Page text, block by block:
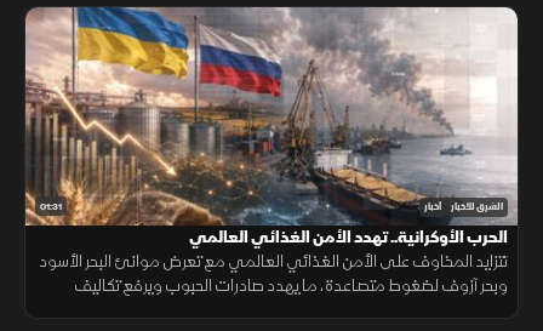
01:31 الشرق للأخبار أخبار
الحرب الأوكرانية.. تهدد الأمن الغذائي العالمي
تتزايد المخاوف على الأمن الغذائي العالمي مع تعرض موانئ البحر الأسود
وبحر آزوف لضغوط متصاعدة، ما يهدد صادرات الحبوب ويرفع تكاليف